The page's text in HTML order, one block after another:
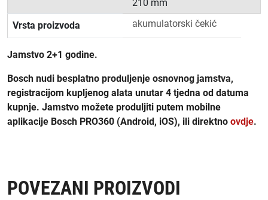
210 mm
Vrsta proizvoda
akumulatorski čekić
Jamstvo 2+1 godine.
Bosch nudi besplatno produljenje osnovnog jamstva,
registracijom kupljenog alata unutar 4 tjedna od datuma
kupnje. Jamstvo možete produljiti putem mobilne
aplikacije Bosch PRO360 (Android, iOS), ili direktno ovdje.
POVEZANI PROIZVODI